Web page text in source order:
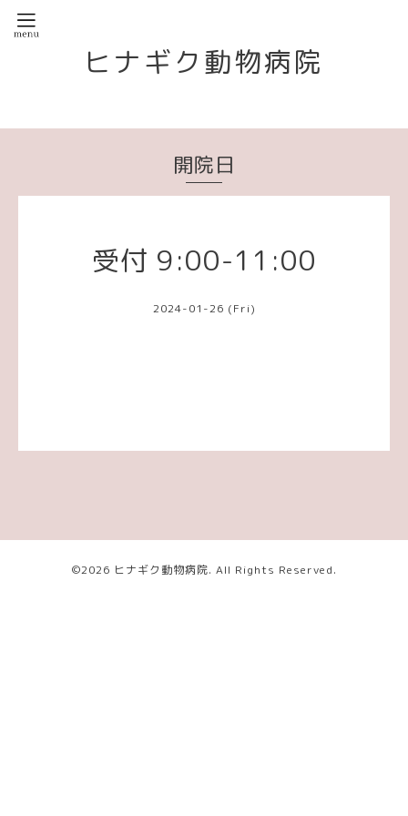
ヒナギク動物病院
開院日
受付 9:00-11:00
2024-01-26 (Fri)
©2026 ヒナギク動物病院. All Rights Reserved.